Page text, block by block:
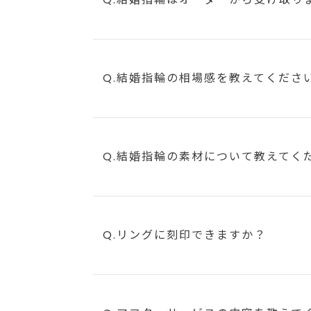
Q.結婚指輪の相場感を教えてくださ
Q.結婚指輪の素材について教えてく
Q.リングに刻印できますか？